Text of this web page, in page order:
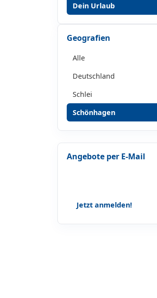
Dein Urlaub
Geografien
Alle
Deutschland
Schlei
Schönhagen
Angebote per E-Mail
Jetzt anmelden!